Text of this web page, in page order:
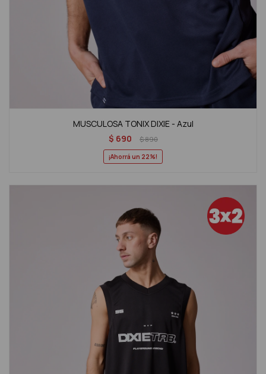
MUSCULOSA TONIX DIXIE - Azul
$ 690 $890
22